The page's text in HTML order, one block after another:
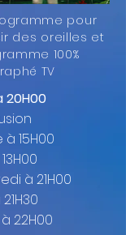
pour
des oreilles et
100%
TV
20H00
15H00
21H00
22H00